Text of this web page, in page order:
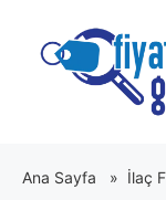
Ana Sayfa » İlaç